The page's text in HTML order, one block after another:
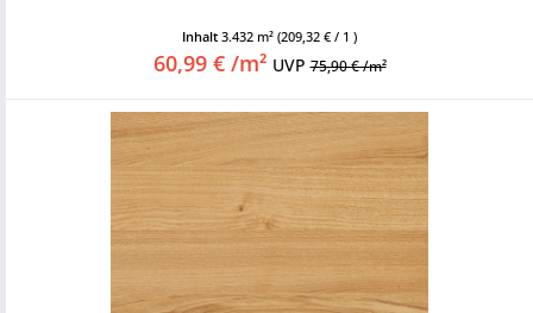
Inhalt 3.432 m² (209,32 € / 1 )
60,99 € /m² UVP75,90 € /m²